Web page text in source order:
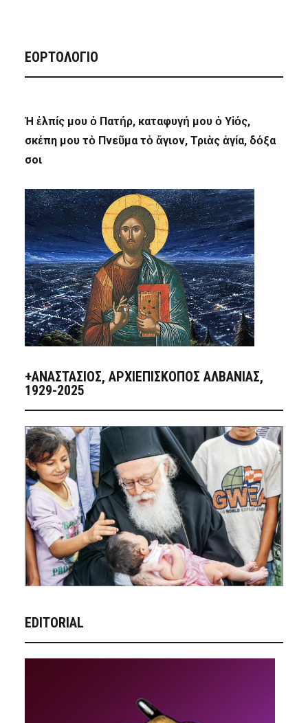
ΕΟΡΤΟΛΟΓΙΟ
Ἡ ἐλπίς μου ὁ Πατήρ, καταφυγή μου ὁ Υἱός,
σκέπη μου τὸ Πνεῦμα τὸ ἅγιον, Τριὰς ἁγία, δόξα
σοι
+ΑΝΑΣΤΆΣΙΟΣ, ΑΡΧΙΕΠΊΣΚΟΠΟΣ ΑΛΒΑΝΊΑΣ,
1929-2025
EDITORIAL